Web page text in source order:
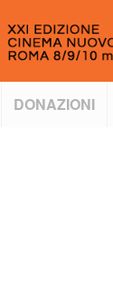
DONAZIONI